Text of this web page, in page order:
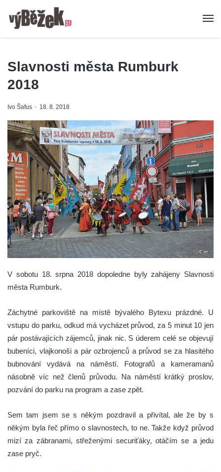
Slavnosti města Rumburk
2018
Ivo Šafus 18. 8. 2018
V sobotu 18. srpna 2018 dopoledne byly zahájeny Slavnosti
města Rumburk.
Záchytné parkoviště na místě bývalého Bytexu prázdné. U
vstupu do parku, odkud má vycházet průvod, za 5 minut 10 jen
pár postávajících zájemců, jinak nic. S úderem celé se objevují
bubeníci, vlajkonoši a pár ozbrojenců a průvod se za hlasitého
bubnování vydává na náměstí. Fotografů a kameramanů
násobně víc než členů průvodu. Na náměstí krátký proslov,
pozvání do parku na program a zase zpět.
Sem tam jsem se s někým pozdravil a přivítal, ale že by s
někým byla řeč přímo o slavnostech, to ne. Takže když průvod
mizí za zábranami, střeženými securiťáky, otáčím se a jedu
zase pryč.